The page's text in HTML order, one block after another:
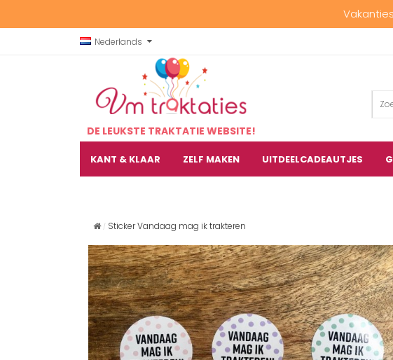
Nederlands
DE LEUKSTE TRAKTATIE WEBSITE!
KANT & KLAAR ZELF MAKEN UITDEELCADEAUTJES
Sticker Vandaag mag ik trakteren